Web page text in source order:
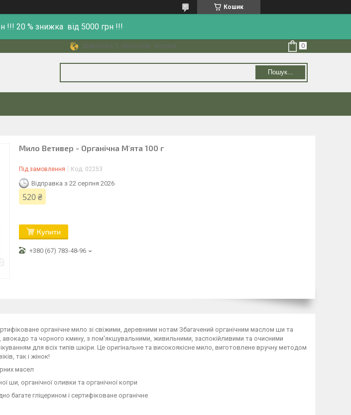
Кошик
!!! 20 % знижка від 5000 грн !!!
Шевченка 1, Миколаїв, Україна
Пошук...
Мило Ветивер - Органічна М'ята 100 г
Під замовлення Код: 02253
Відправка з 22 серпня 2026
520 ₴
Купити
+380 (67) 783-48-96
органічне мило зі свіжими, деревними нотам Збагачений органічним маслом ши та
та чорного кмину, з пом'якшувальними, живильними, заспокійливими та очисними
для всіх типів шкіри. Це оригінальне та високоякісне мило, виготовлене вручну методом
так і жінок!
масел
ши, органічної оливки та органічної копри
багате гліцерином і сертифіковане органічне